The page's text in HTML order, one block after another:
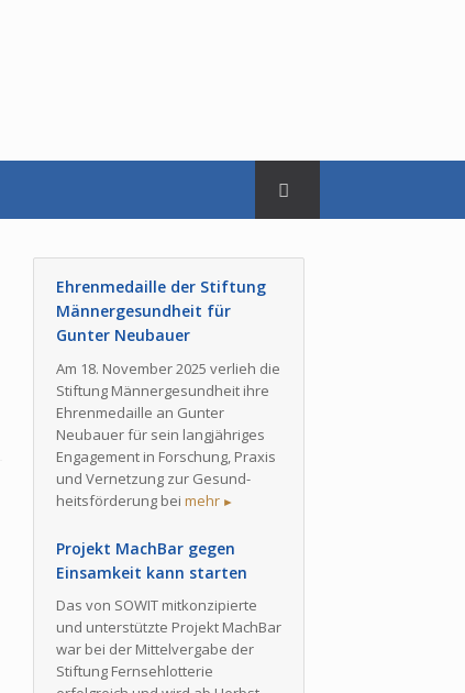
Ehrenmedaille der Stiftung
Män­ner­ge­sund­heit für
Gunter Neubauer
Am 18. November 2025 verlieh die
Stiftung Män­ner­ge­sund­heit ihre
Ehrenmedaille an Gunter
Neubauer für sein langjähriges
Engagement in Forschung, Praxis
und Vernetzung zur Ge­sund­
heits­för­de­rung bei mehr ►
Projekt MachBar gegen
Einsamkeit kann starten
Das von SOWIT mit­kon­zi­pier­te
und unterstützte Projekt MachBar
war bei der Mittelvergabe der
Stiftung Fern­seh­lot­te­rie